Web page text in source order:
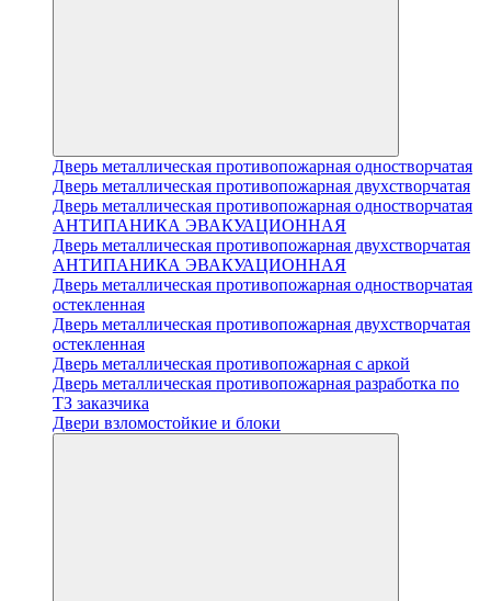
Дверь металлическая противопожарная одностворчатая
Дверь металлическая противопожарная двухстворчатая
Дверь металлическая противопожарная одностворчатая
АНТИПАНИКА ЭВАКУАЦИОННАЯ
Дверь металлическая противопожарная двухстворчатая
АНТИПАНИКА ЭВАКУАЦИОННАЯ
Дверь металлическая противопожарная одностворчатая
остекленная
Дверь металлическая противопожарная двухстворчатая
остекленная
Дверь металлическая противопожарная с аркой
Дверь металлическая противопожарная разработка по
ТЗ заказчика
Двери взломостойкие и блоки